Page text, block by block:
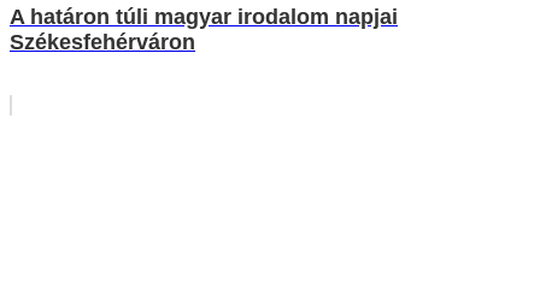
A határon túli magyar irodalom napjai
Székesfehérváron